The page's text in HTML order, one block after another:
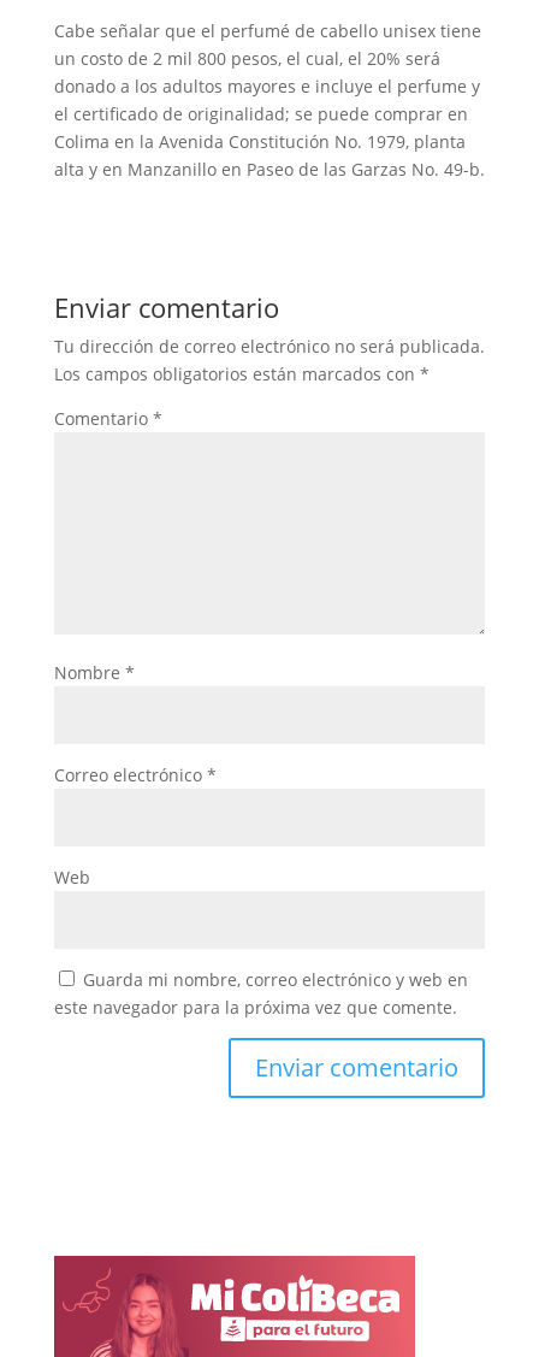
Cabe señalar que el perfumé de cabello unisex tiene
un costo de 2 mil 800 pesos, el cual, el 20% será
donado a los adultos mayores e incluye el perfume y
el certificado de originalidad; se puede comprar en
Colima en la Avenida Constitución No. 1979, planta
alta y en Manzanillo en Paseo de las Garzas No. 49-b.
Enviar comentario
Tu dirección de correo electrónico no será publicada.
Los campos obligatorios están marcados con *
Comentario *
Nombre *
Correo electrónico *
Web
Guarda mi nombre, correo electrónico y web en
este navegador para la próxima vez que comente.